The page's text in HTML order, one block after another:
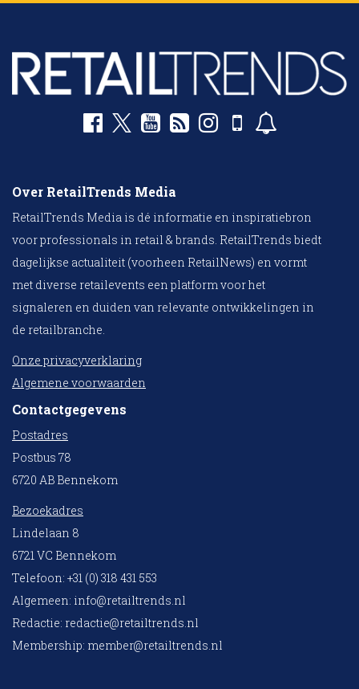
Over RetailTrends Media
RetailTrends Media is dé informatie en inspiratiebron
voor professionals in retail & brands. RetailTrends biedt
dagelijkse actualiteit (voorheen RetailNews) en vormt
met diverse retailevents een platform voor het
signaleren en duiden van relevante ontwikkelingen in
de retailbranche.
Onze privacyverklaring
Algemene voorwaarden
Contactgegevens
Postadres
Postbus 78
6720 AB Bennekom
Bezoekadres
Lindelaan 8
6721 VC Bennekom
Telefoon: +31 (0) 318 431 553
Algemeen: info@retailtrends.nl
Redactie: redactie@retailtrends.nl
Membership: member@retailtrends.nl